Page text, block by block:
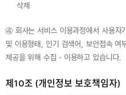
삭제
④ 회사는 서비스 이용과정에서 사용자
및 이용형태, 인기 검색어, 보안접속 여
제공을 위해 수집・이용하고 있습니다.
제10조 (개인정보 보호책임자)